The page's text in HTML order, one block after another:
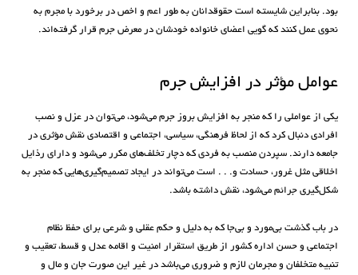
بود. بنابراین شایسته است حقوقدانان به طور اعم و اخص در برخورد با مجرم به
نحوی عمل کنند که گویی اعضای خانواده ‌خودشان در معرض جرم قرار گرفته‌اند.
عوامل مؤثر در افزایش جرم
یکی از عواملی را که منجر به افزایش بروز جرم می‌شود، می‌توان در عزل و نصب‌‌
افرادی دنبال کرد که از لحاظ فرهنگی، سیاسی، اجتماعی و اقتصادی نقش مؤثری در
جامعه دارند. سپردن منصب به فردی که دچار تخلف‌های مکرر می‌‌شود و دارای رذایل
اخلاقی مثل غرور، حسادت و. . . است می‌تواند در ایجاد تصمیم‌گیری‌هایی که منجر به
شکل‌گیری جرائم می‌شود، نقش داشته باشد.
در باب گذشت بی‌مورد و بی‌جا که به دلیل و حکم عقلی و شرعی برای حفظ نظام
اجتماعی و حسن اداره کشور از طریق استقرار امنیت و اقامه عدل و قسط، تعقیب و
تنبیه متخلفان و مجرمان لازم و ضروری می‌باشد در غیر این صورت جان و مال و